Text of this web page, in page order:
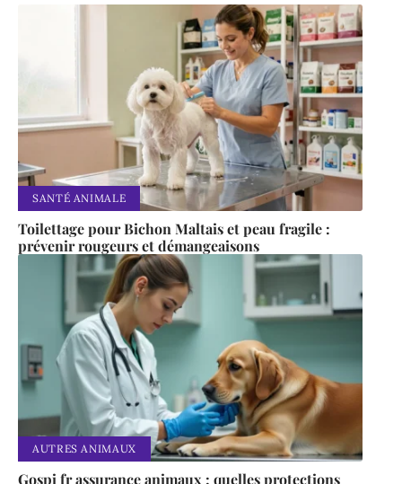
SANTÉ ANIMALE
Toilettage pour Bichon Maltais et peau fragile :
prévenir rougeurs et démangeaisons
AUTRES ANIMAUX
Gospi fr assurance animaux : quelles protections